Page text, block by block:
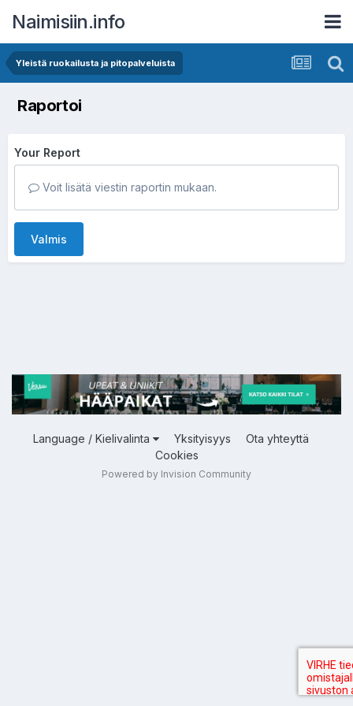
Naimisiin.info
Yleistä ruokailusta ja pitopalveluista
Raportoi
Your Report
Voit lisätä viestin raportin mukaan.
Valmis
Language / Kielivalinta Yksityisyys
Ota yhteyttä
Cookies
Powered by Invision Community